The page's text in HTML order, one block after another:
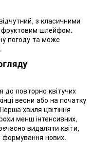
з класичними
фруктовим шлейфом.
погоду та може
до повторно квітучих
весни або на початку
хвиля цвітіння
менш інтенсивних,
видаляти квіти,
нових.